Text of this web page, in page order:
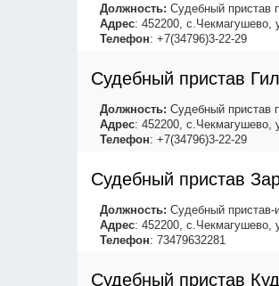
Должность: Судебный пристав
Адрес: 452200, с.Чекмагушево,
Телефон: +7(34796)3-22-29
Судебный пристав
Должность: Судебный пристав
Адрес: 452200, с.Чекмагушево,
Телефон: +7(34796)3-22-29
Судебный пристав
Должность: Судебный пристав-
Адрес: 452200, с.Чекмагушево,
Телефон: 73479632281
Судебный пристав